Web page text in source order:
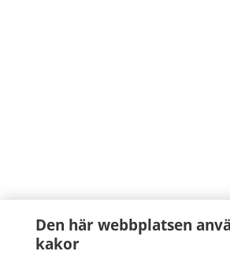
Den här webbplatsen
kakor